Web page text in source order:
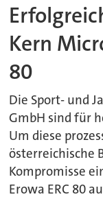
Kern
80
Die Sport- und
GmbH sind für
Um diese
österreichische
Kompromisse
Erowa ERC 80